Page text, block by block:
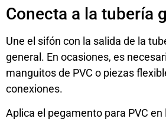
Conecta a la tubería
Une el sifón con la salida de la
general. En ocasiones, es
manguitos de PVC o piezas
conexiones.
Aplica el pegamento para PVC